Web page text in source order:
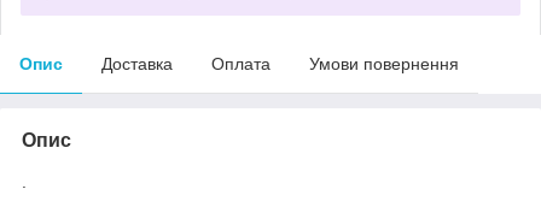
Опис Доставка Оплата Умови повернення
Опис